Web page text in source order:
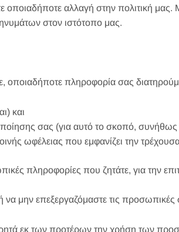
οποιαδήποτε αλλαγή στην πολιτική
στον ιστότοπο μας.
οποιαδήποτε πληροφορία σας
και
σας (για αυτό το σκοπό,
ωφέλειας που εμφανίζει την
πληροφορίες που ζητάτε, για την
μην επεξεργαζόμαστε τις
εκ των προτέρων την χρήση των